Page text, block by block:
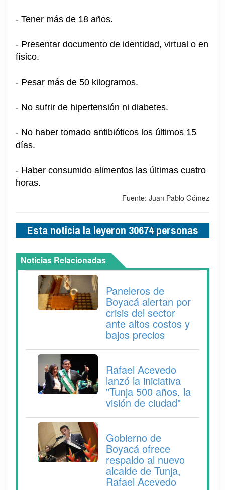
- Tener más de 18 años.
- Presentar documento de identidad, virtual o en
físico.
- Pesar más de 50 kilogramos.
- No sufrir de hipertensión ni diabetes.
- No haber tomado antibióticos los últimos 15
días.
- Haber consumido alimentos las últimas cuatro
horas.
Fuente: Juan Pablo Gómez
Esta noticia la leyeron 30674 personas
Noticias Relacionadas
Paneleros de
Boyacá alertan por
crisis del sector
ante altos costos y
bajos precios
Rafael Acevedo
lanzó la iniciativa
"Tunja 500 años, la
visión de ciudad"
Gobierno de
Boyacá ofrece
respaldo al nuevo
alcalde de Tunja,
Rafael Acevedo